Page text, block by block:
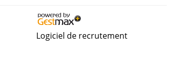
Logiciel de recrutement